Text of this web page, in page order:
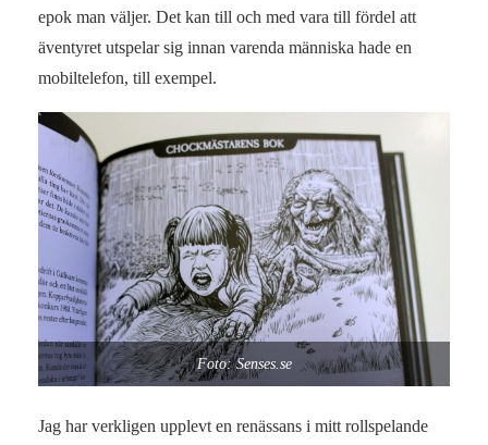
epok man väljer. Det kan till och med vara till fördel att
äventyret utspelar sig innan varenda människa hade en
mobiltelefon, till exempel.
Foto: Senses.se
Jag har verkligen upplevt en renässans i mitt rollspelande